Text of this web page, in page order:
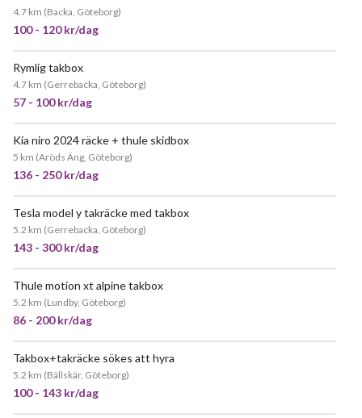
4.7 km (Backa, Göteborg)
100 - 120 kr/dag
Rymlig takbox
4.7 km (Gerrebacka, Göteborg)
57 - 100 kr/dag
Kia niro 2024 räcke + thule skidbox
5 km (Aröds Äng, Göteborg)
136 - 250 kr/dag
Tesla model y takräcke med takbox
5.2 km (Gerrebacka, Göteborg)
143 - 300 kr/dag
Thule motion xt alpine takbox
5.2 km (Lundby, Göteborg)
86 - 200 kr/dag
Takbox+takräcke sökes att hyra
5.2 km (Bällskär, Göteborg)
100 - 143 kr/dag